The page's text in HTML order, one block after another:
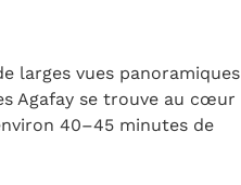
larges vues panoramiques
Agafay se trouve au cœur
40–45 minutes de